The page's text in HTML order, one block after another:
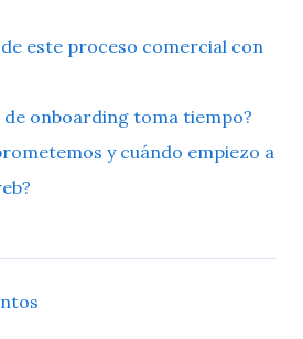
este proceso comercial con
de onboarding toma tiempo?
y cuándo empiezo a